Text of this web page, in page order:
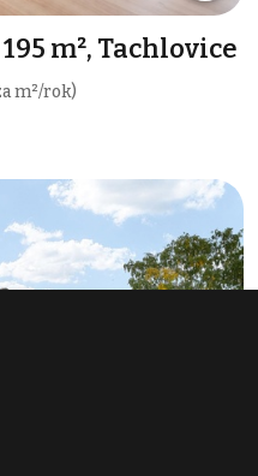
m², Tachlovice
m²/rok)